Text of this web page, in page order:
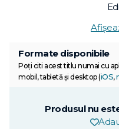
Formate disponibile
Poți citi acest titlu numai cu
mobil, tabletă și desktop (iOS,
Produsul nu